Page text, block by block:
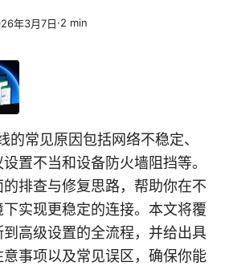
年3月7日·2 min
常见原因包括网络不稳定、
置不当和设备防火墙阻挡等。
排查与修复思路，帮助你在不
实现更稳定的连接。本文将覆
高级设置的全流程，并给出具
事项以及常见误区，确保你能